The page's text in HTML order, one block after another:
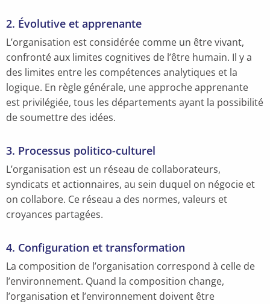
2. Évolutive et apprenante
L’organisation est considérée comme un être vivant,
confronté aux limites cognitives de l’être humain. Il y a
des limites entre les compétences analytiques et la
logique. En règle générale, une approche apprenante
est privilégiée, tous les départements ayant la possibilité
de soumettre des idées.
3. Processus politico-culturel
L’organisation est un réseau de collaborateurs,
syndicats et actionnaires, au sein duquel on négocie et
on collabore. Ce réseau a des normes, valeurs et
croyances partagées.
4. Configuration et transformation
La composition de l’organisation correspond à celle de
l’environnement. Quand la composition change,
l’organisation et l’environnement doivent être